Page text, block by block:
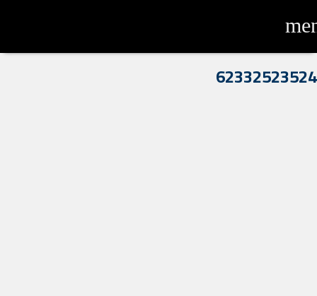
62332523524